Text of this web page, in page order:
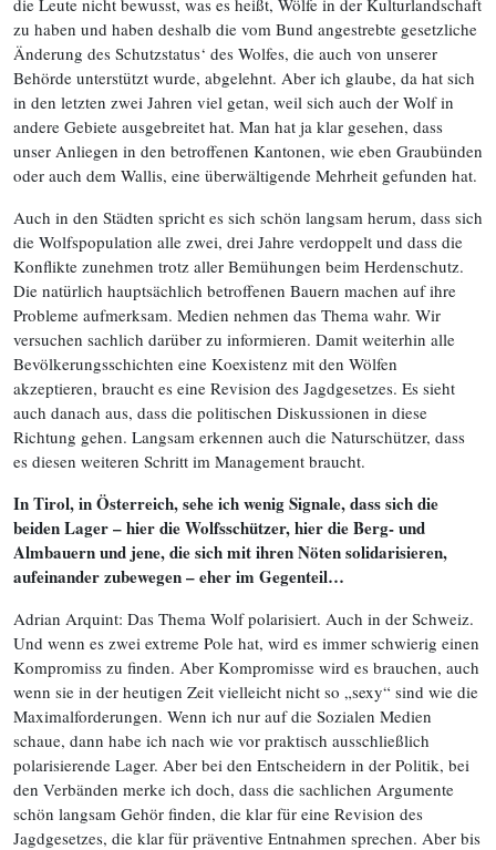
die Leute nicht bewusst, was es heißt, Wölfe in der Kulturlandschaft
zu haben und haben deshalb die vom Bund angestrebte gesetzliche
Änderung des Schutzstatus‘ des Wolfes, die auch von unserer
Behörde unterstützt wurde, abgelehnt. Aber ich glaube, da hat sich
in den letzten zwei Jahren viel getan, weil sich auch der Wolf in
andere Gebiete ausgebreitet hat. Man hat ja klar gesehen, dass
unser Anliegen in den betroffenen Kantonen, wie eben Graubünden
oder auch dem Wallis, eine überwältigende Mehrheit gefunden hat.
Auch in den Städten spricht es sich schön langsam herum, dass sich
die Wolfspopulation alle zwei, drei Jahre verdoppelt und dass die
Konflikte zunehmen trotz aller Bemühungen beim Herdenschutz.
Die natürlich hauptsächlich betroffenen Bauern machen auf ihre
Probleme aufmerksam. Medien nehmen das Thema wahr. Wir
versuchen sachlich darüber zu informieren. Damit weiterhin alle
Bevölkerungsschichten eine Koexistenz mit den Wölfen
akzeptieren, braucht es eine Revision des Jagdgesetzes. Es sieht
auch danach aus, dass die politischen Diskussionen in diese
Richtung gehen. Langsam erkennen auch die Naturschützer, dass
es diesen weiteren Schritt im Management braucht.
In Tirol, in Österreich, sehe ich wenig Signale, dass sich die
beidenLager– hier die Wolfsschützer, hier die Berg- und
Almbauern und jene, die sich mit ihren Nöten solidarisieren,
aufeinander zubewegen – eher im Gegenteil…
Adrian Arquint: Das Thema Wolf polarisiert. Auch in der Schweiz.
Und wenn es zwei extreme Pole hat, wird es immer schwierig einen
Kompromiss zu finden. Aber Kompromisse wird es brauchen, auch
wenn sie in der heutigen Zeit vielleicht nicht so „sexy“ sind wie die
Maximalforderungen. Wenn ich nur auf die Sozialen Medien
schaue, dann habe ich nach wie vor praktisch ausschließlich
polarisierende Lager. Aber bei den Entscheidern in der Politik, bei
den Verbänden merke ich doch, dass die sachlichen Argumente
schön langsam Gehör finden, die klar für eine Revision des
Jagdgesetzes, die klar für präventive Entnahmen sprechen. Aber bis